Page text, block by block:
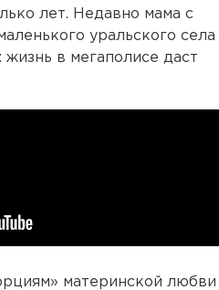
лет. Недавно мама с
уральского села
в мегаполисе даст
материнской любви